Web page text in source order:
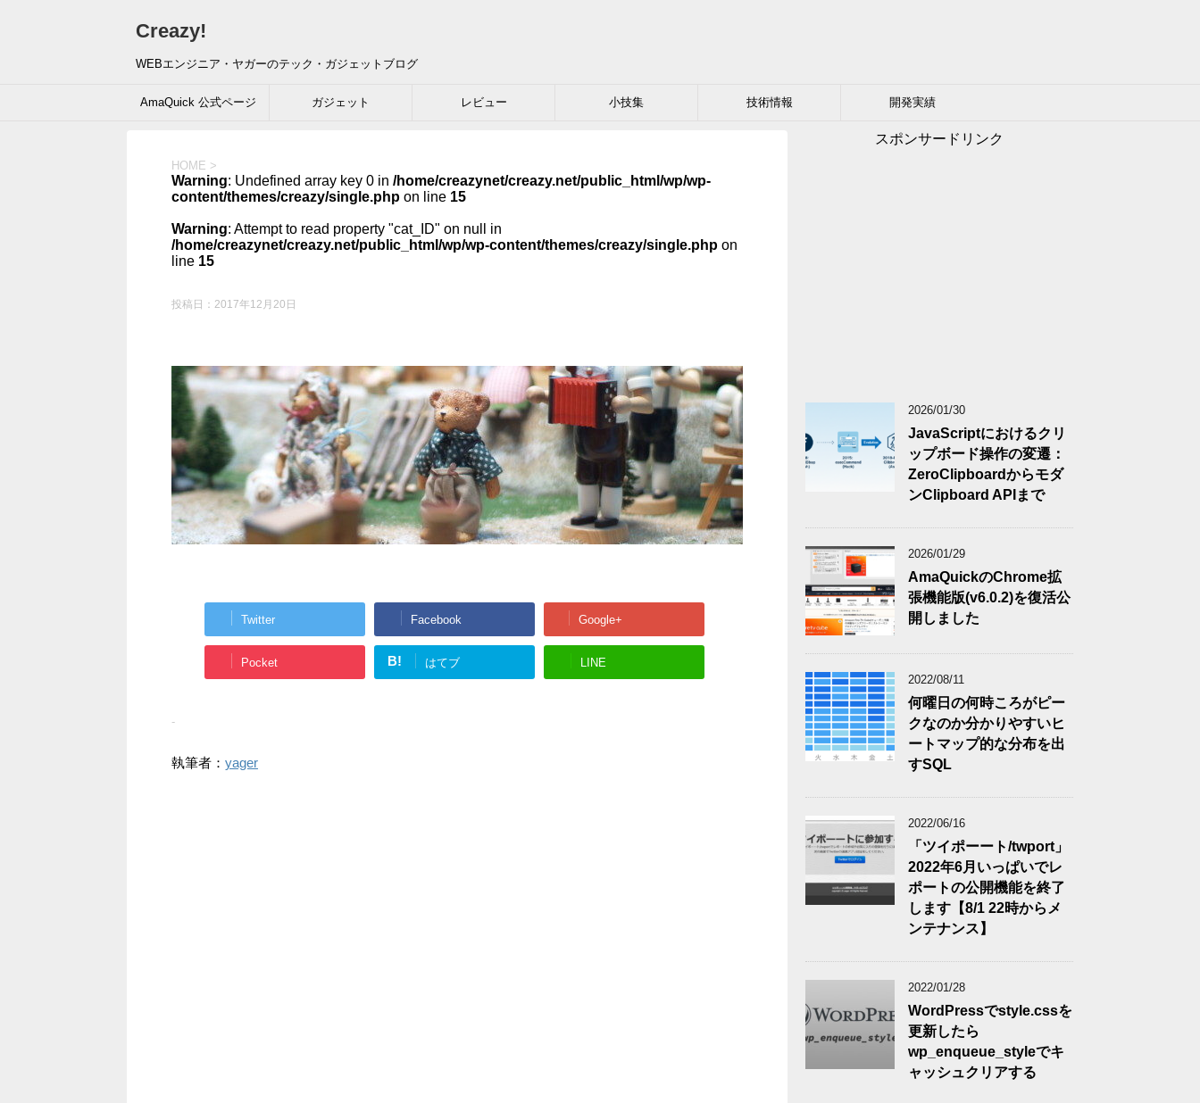
Creazy!
WEBエンジニア・ヤガーのテック・ガジェットブログ
AmaQuick 公式ページ ガジェット レビュー 小技集 技術情報 開発実績
HOME >
Warning: Undefined array key 0 in /home/creazynet/creazy.net/public_html/wp/wp-
content/themes/creazy/single.php on line 15
Warning: Attempt to read property "cat_ID" on null in
/home/creazynet/creazy.net/public_html/wp/wp-content/themes/creazy/single.php on
line 15
投稿日： 2017年12月20日
Twitter Facebook Google+
Pocket B! はてブ LINE
-
執筆者： yager
スポンサードリンク
2026/01/30
JavaScriptにおけるクリ
ップボード操作の変遷：
ZeroClipboardからモダ
ンClipboard APIまで
2026/01/29
AmaQuickのChrome拡
張機能版(v6.0.2)を復活公
開しました
2022/08/11
何曜日の何時ころがピー
クなのか分かりやすいヒ
ートマップ的な分布を出
すSQL
2022/06/16
「ツイポーート/twport」
2022年6月いっぱいでレ
ポートの公開機能を終了
します【8/1 22時からメ
ンテナンス】
2022/01/28
WordPressでstyle.cssを
更新したら
wp_enqueue_styleでキ
ャッシュクリアする